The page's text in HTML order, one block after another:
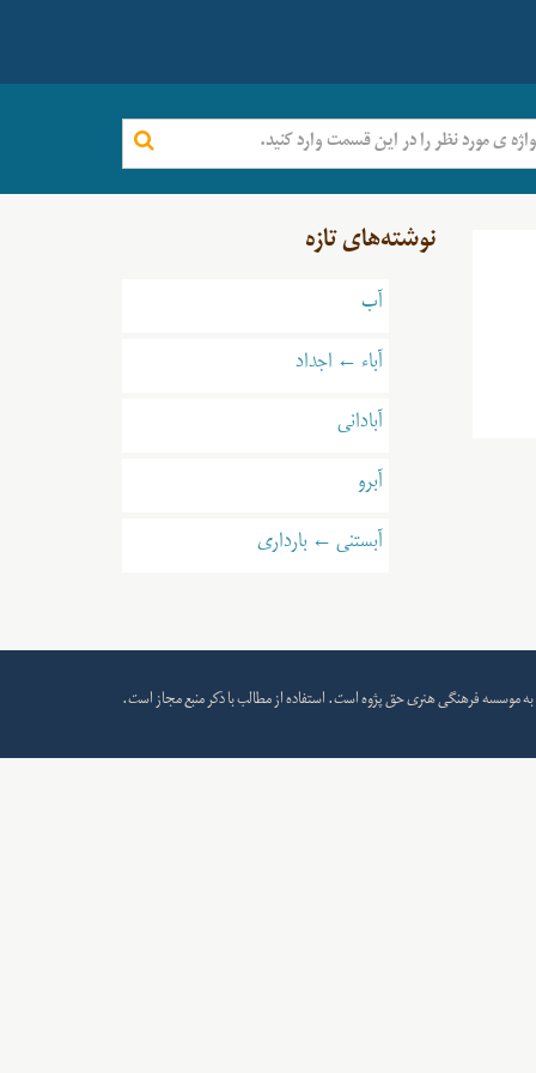
نوشته‌های تازه
آب
آباء ← اجداد
آبادانی
آبرو
آبستنی ← بارداری
موسسه فرهنگی هنری حق پژوه است. استفاده از مطالب با ذکر منبع مجاز است.